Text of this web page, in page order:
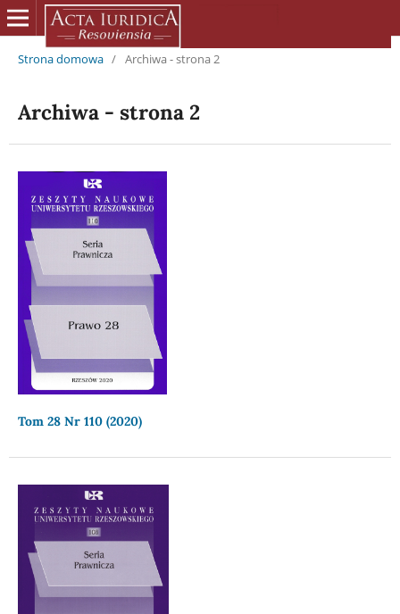
Strona domowa / Archiwa - strona 2
Archiwa - strona 2
Tom 28 Nr 110 (2020)